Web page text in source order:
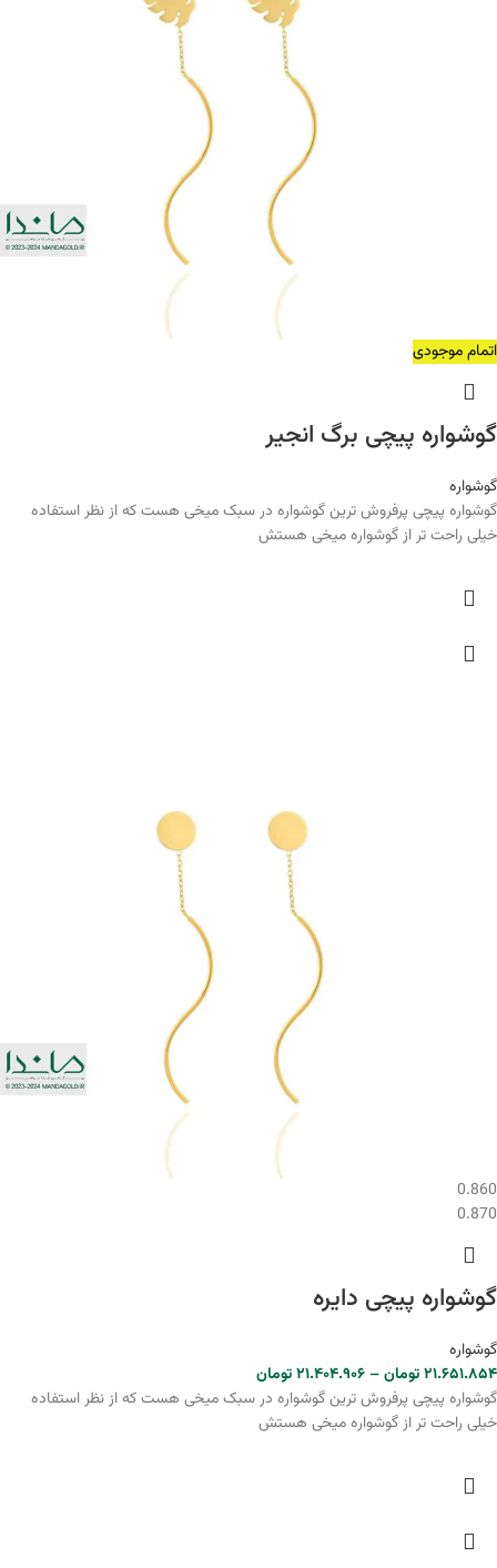
اتمام موجودی
گوشواره پیچی برگ انجیر
گوشواره
گوشواره پیچی پرفروش ترین گوشواره در سبک میخی هست که از نظر استفاده
خیلی راحت تر از گوشواره میخی هستش
0.860
0.870
گوشواره پیچی دایره
گوشواره
۲۱.۶۵۱.۸۵۴تومان–۲۱.۴۰۴.۹۰۶تومان
گوشواره پیچی پرفروش ترین گوشواره در سبک میخی هست که از نظر استفاده
خیلی راحت تر از گوشواره میخی هستش